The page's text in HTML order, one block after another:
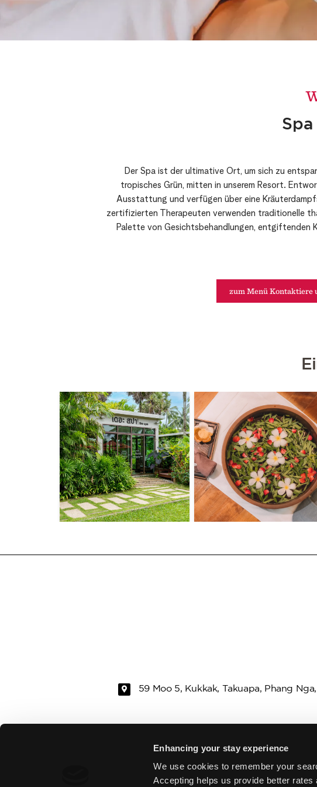
Enhancing your stay experience
We use cookies to remember your
Accepting helps us provide better
Der Spa ist der ultimative Ort, um sich zu
tropisches Grün, mitten in unserem Resort.
Ausstattung und verfügen über eine
zertifizierten Therapeuten verwenden traditionelle
Palette von Gesichtsbehandlungen, entgiftenden
zum Menü Kontaktiere
59 Moo 5, Kukkak, Takuapa, Phang
RAMADA ZIMMER & VILLEN
DATENSCHUTZRICHTLINIE